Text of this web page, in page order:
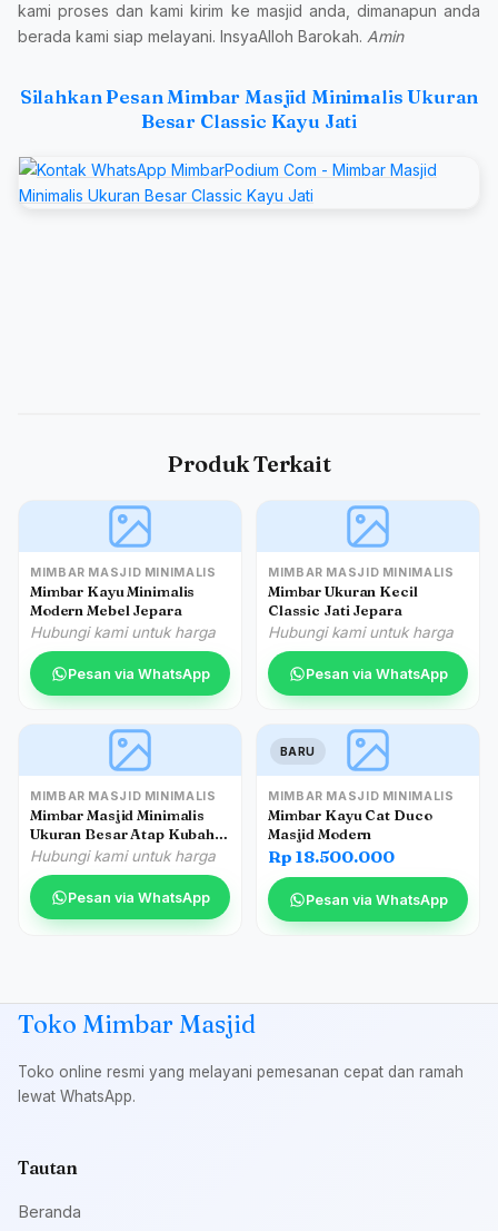
kami proses dan kami kirim ke masjid anda, dimanapun anda
berada kami siap melayani. InsyaAlloh Barokah. Amin
Silahkan Pesan Mimbar Masjid Minimalis Ukuran
Besar Classic Kayu Jati
Produk Terkait
MIMBAR MASJID MINIMALIS
Mimbar Kayu Minimalis
Modern Mebel Jepara
Hubungi kami untuk harga
Pesan via WhatsApp
MIMBAR MASJID MINIMALIS
Mimbar Ukuran Kecil
Classic Jati Jepara
Hubungi kami untuk harga
Pesan via WhatsApp
MIMBAR MASJID MINIMALIS
Mimbar Masjid Minimalis
Ukuran Besar Atap Kubah
Jati
Hubungi kami untuk harga
Pesan via WhatsApp
BARU
MIMBAR MASJID MINIMALIS
Mimbar Kayu Cat Duco
Masjid Modern
Rp 18.500.000
Pesan via WhatsApp
Toko Mimbar Masjid
Toko online resmi yang melayani pemesanan cepat dan ramah
lewat WhatsApp.
Tautan
Beranda